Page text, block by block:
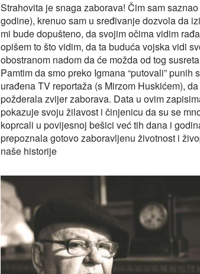
Strahovita je snaga zaborava! Čim sam
godine), krenuo sam u sređivanje dozvola da
mi bude dopušteno, da svojim očima vidim
opišem to što vidim, da ta buduća vojska vidi
obostranom nadom da će možda od tog
Pamtim da smo preko Igmana “putovali” punih
urađena TV reportaža (s Mirzom Huskićem),
požderala zvijer zaborava. Data u ovim
pokazuje svoju žilavost i činjenicu da su se
koprcali u povijesnoj bešici već tih dana i
prepoznala gotovo zaboravljenu životnost i
naše historije